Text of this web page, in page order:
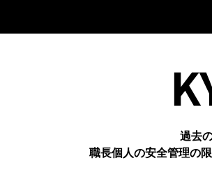
過去
職長個人の安全管理の